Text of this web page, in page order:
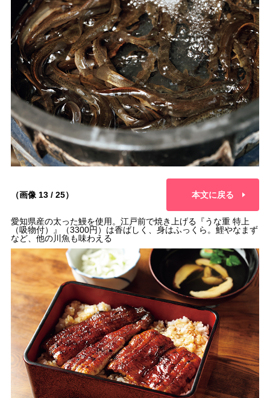
（画像 13 / 25） 本文に戻る
愛知県産の太った鰻を使用。江戸前で焼き上げる『うな重 特上
（吸物付）』（3300円）は香ばしく、身はふっくら。鯉やなまず
など、他の川魚も味わえる